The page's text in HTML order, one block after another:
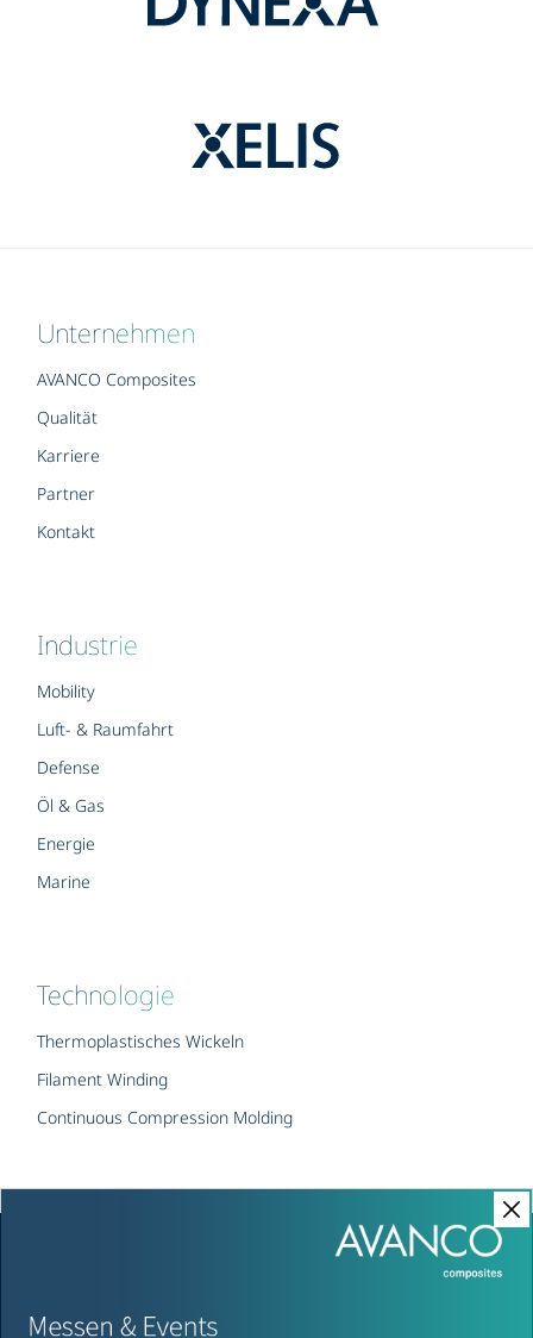
Unternehmen
AVANCO Composites
Qualität
Karriere
Partner
Kontakt
Industrie
Mobility
Luft- & Raumfahrt
Defense
Öl & Gas
Energie
Marine
Technologie
Thermoplastisches Wickeln
Filament Winding
Continuous Compression Molding
Copyright © AVANCO Composites – Alle Rechte vorbehalten